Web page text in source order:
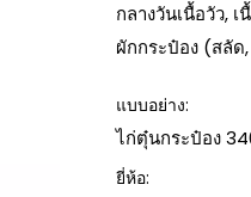
กลางวันเนื้อวัว,
ผักกระป๋อง (สลัด
แบบอย่าง:
ไก่ตุ๋นกระป๋อง
ยี่ห้อ: